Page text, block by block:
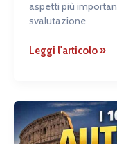
aspetti più
svalutazione
Leggi l'articolo »
10
modelli